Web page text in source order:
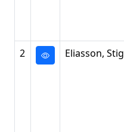
2 Eliasson, Stig